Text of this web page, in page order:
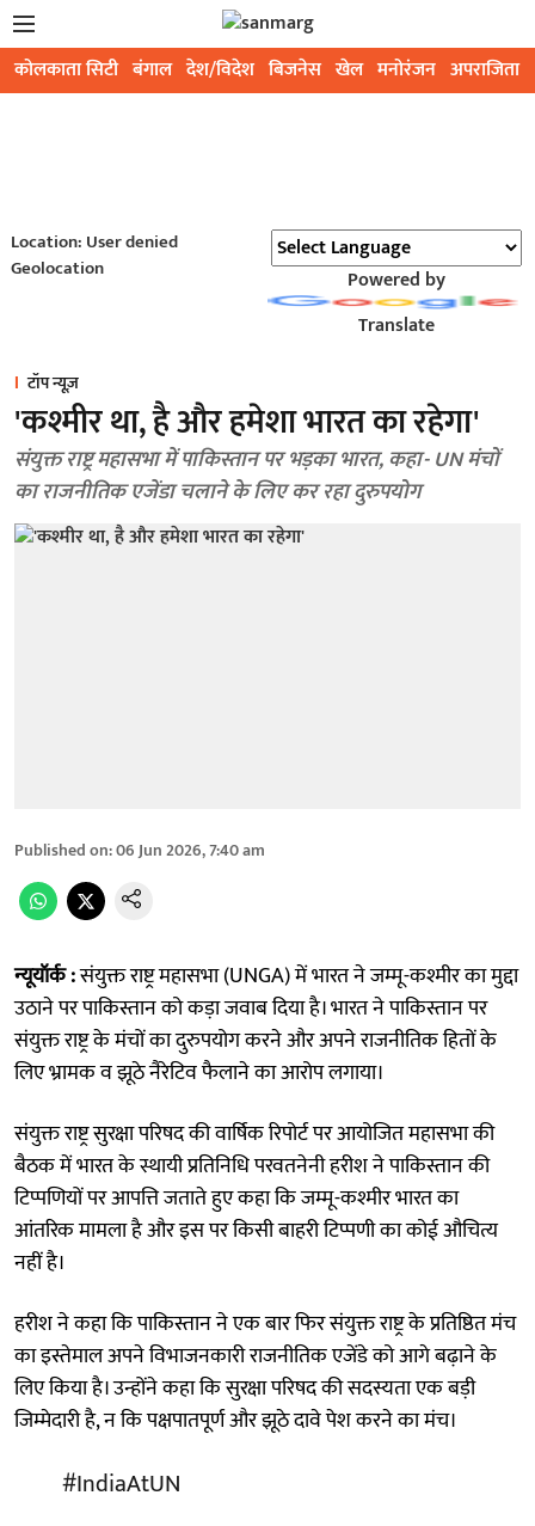
कोलकाता सिटी बंगाल देश/विदेश बिजनेस खेल मनोरंजन अपराजिता
Location: User denied
Geolocation
Powered by
Translate
टॉप न्यूज़
'कश्मीर था, है और हमेशा भारत का रहेगा'
संयुक्त राष्ट्र महासभा में पाकिस्तान पर भड़का भारत, कहा- UN मंचों
का राजनीतिक एजेंडा चलाने के लिए कर रहा दुरुपयोग
Published on:06 Jun 2026, 7:40 am
न्यूयॉर्क :संयुक्त राष्ट्र महासभा (UNGA) में भारत ने जम्मू-कश्मीर का मुद्दा
उठाने पर पाकिस्तान को कड़ा जवाब दिया है। भारत ने पाकिस्तान पर
संयुक्त राष्ट्र के मंचों का दुरुपयोग करने और अपने राजनीतिक हितों के
लिए भ्रामक व झूठे नैरेटिव फैलाने का आरोप लगाया।
संयुक्त राष्ट्र सुरक्षा परिषद की वार्षिक रिपोर्ट पर आयोजित महासभा की
बैठक में भारत के स्थायी प्रतिनिधि परवतनेनी हरीश ने पाकिस्तान की
टिप्पणियों पर आपत्ति जताते हुए कहा कि जम्मू-कश्मीर भारत का
आंतरिक मामला है और इस पर किसी बाहरी टिप्पणी का कोई औचित्य
नहीं है।
हरीश ने कहा कि पाकिस्तान ने एक बार फिर संयुक्त राष्ट्र के प्रतिष्ठित मंच
का इस्तेमाल अपने विभाजनकारी राजनीतिक एजेंडे को आगे बढ़ाने के
लिए किया है। उन्होंने कहा कि सुरक्षा परिषद की सदस्यता एक बड़ी
जिम्मेदारी है, न कि पक्षपातपूर्ण और झूठे दावे पेश करने का मंच।
#IndiaAtUN